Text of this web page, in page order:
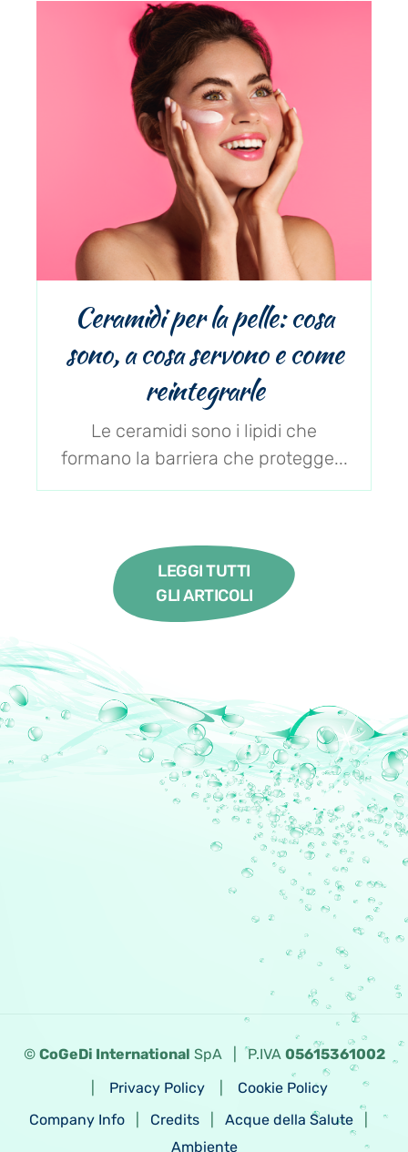
Ceramidi per la pelle: cosa
sono, a cosa servono e come
reintegrarle
Le ceramidi sono i lipidi che
formano la barriera che protegge...
LEGGI TUTTI
GLI ARTICOLI
© CoGeDi International SpA |P.IVA 05615361002
Privacy Policy
Cookie Policy
Company Info
Credits Acque della Salute
Ambiente